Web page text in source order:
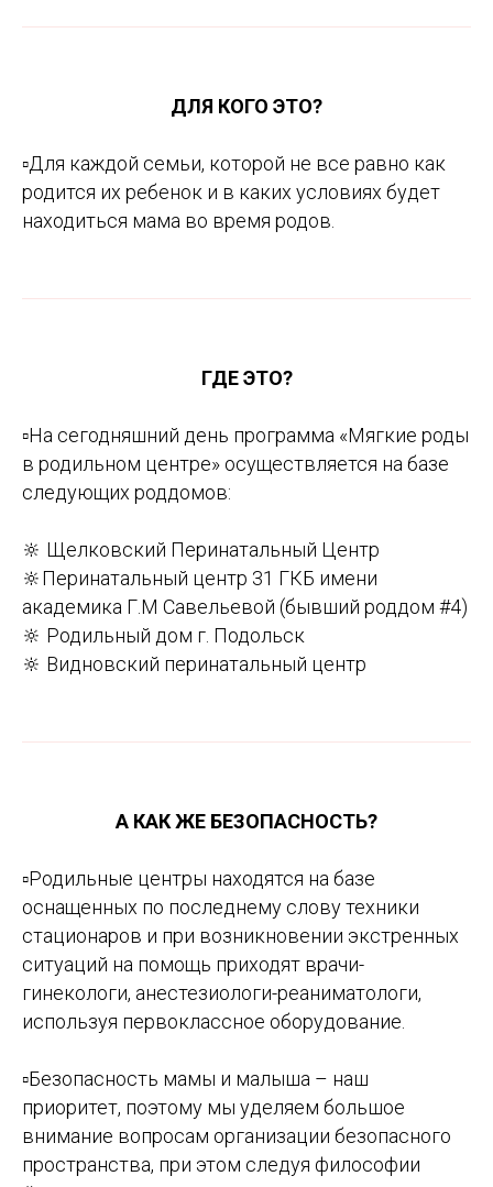
ДЛЯ КОГО ЭТО?
▫️Для каждой семьи, которой не все равно как
родится их ребенок и в каких условиях будет
находиться мама во время родов.
ГДЕ ЭТО?
▫️На сегодняшний день программа «Мягкие роды
в родильном центре» осуществляется на базе
следующих роддомов:
🔆 Щелковский Перинатальный Центр
🔆Перинатальный центр 31 ГКБ имени
академика Г.М Савельевой (бывший роддом #4)
🔆 Родильный дом г. Подольск
🔆 Видновский перинатальный центр
А КАК ЖЕ БЕЗОПАСНОСТЬ?
▫️Родильные центры находятся на базе
оснащенных по последнему слову техники
стационаров и при возникновении экстренных
ситуаций на помощь приходят врачи-
гинекологи, анестезиологи-реаниматологи,
используя первоклассное оборудование.
▫️Безопасность мамы и малыша – наш
приоритет, поэтому мы уделяем большое
внимание вопросам организации безопасного
пространства, при этом следуя философии